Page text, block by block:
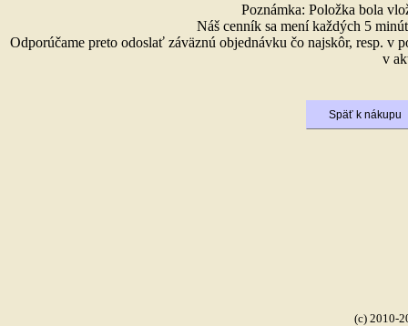
Poznámka: Položka bola
Náš cenník sa mení každých 5
Odporúčame preto odoslať záväznú objednávku čo najskôr, resp. v
v
(c) 2010-